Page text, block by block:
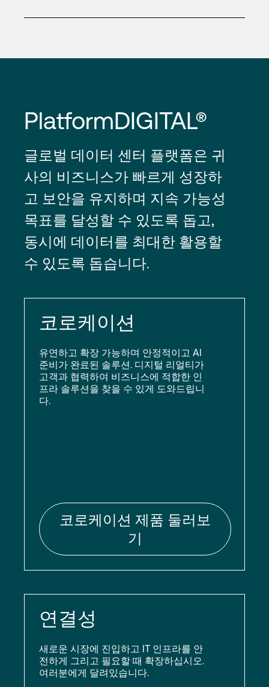
PlatformDIGITAL®
글로벌 데이터 센터 플랫폼은 귀
사의 비즈니스가 빠르게 성장하
고 보안을 유지하며 지속 가능성
목표를 달성할 수 있도록 돕고,
동시에 데이터를 최대한 활용할
수 있도록 돕습니다.
코로케이션
유연하고 확장 가능하며 안정적이고 AI
준비가 완료된 솔루션. 디지털 리얼티가
고객과 협력하여 비즈니스에 적합한 인
프라 솔루션을 찾을 수 있게 도와드립니
다.
코로케이션 제품 둘러보
기
연결성
새로운 시장에 진입하고 IT 인프라를 안
전하게 그리고 필요할 때 확장하십시오.
여러분에게 달려있습니다.